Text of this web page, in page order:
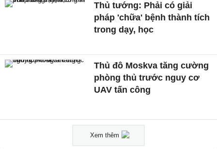
Thủ tướng: Phải có giải
pháp 'chữa' bệnh thành tích
trong dạy, học
Thủ đô Moskva tăng cường
phòng thủ trước nguy cơ
UAV tấn công
Xem thêm